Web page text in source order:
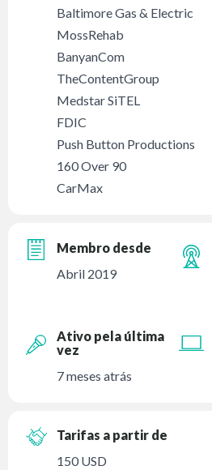
Baltimore Gas & Electric
MossRehab
BanyanCom
TheContentGroup
Medstar SiTEL
FDIC
Push Button Productions
160 Over 90
CarMax
Membro desde
Abril 2019
Ativo pela última
vez
7 meses atrás
Tarifas a partir de
150 USD